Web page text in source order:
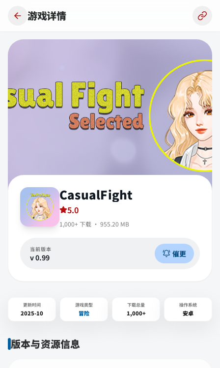
游戏详情
CasualFight
5.0
1,000+ 下载 · 955.20 MB
当前版本
v0.99 催更
更新时间
2025-10
游戏类型
冒险
下载总量
1,000+
操作系统
安卓
版本与资源信息